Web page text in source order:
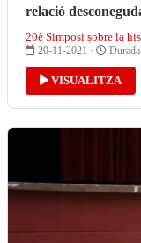
relació
20è Simposi sobre la
20-11-2021 ·
VISUALITZA